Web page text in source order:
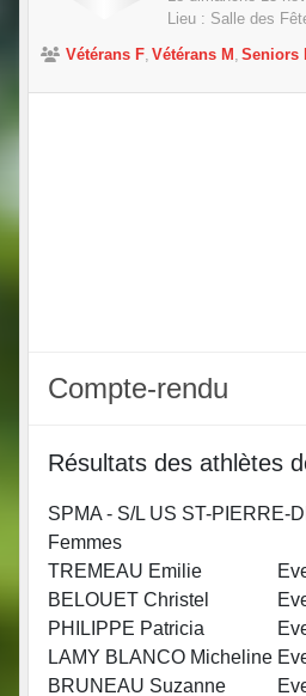
Lieu : Salle des
Vétérans F Vétérans M Seniors
Compte-rendu
Résultats des athlètes
SPMA - S/L US ST-PIERRE-
Femmes
TREMEAU Emilie
BELOUET Christel
PHILIPPE Patricia
LAMY BLANCO Micheline
BRUNEAU Suzanne